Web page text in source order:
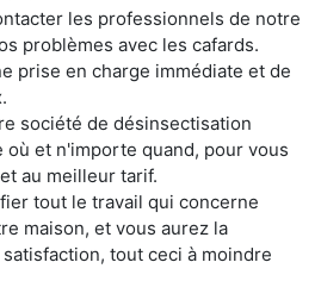
les professionnels de notre
problèmes avec les cafards.
prise en charge immédiate et de
société de désinsectisation
et n'importe quand, pour vous
au meilleur tarif.
tout le travail qui concerne
maison, et vous aurez la
tout ceci à moindre